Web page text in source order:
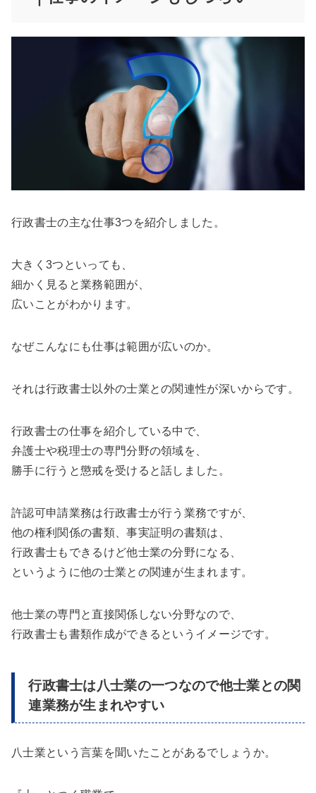
行政書士の主な仕事3つを紹介しました。
大きく3つといっても、
細かく見ると業務範囲が、
広いことがわかります。
なぜこんなにも仕事は範囲が広いのか。
それは行政書士以外の士業との関連性が深いからです。
行政書士の仕事を紹介している中で、
弁護士や税理士の専門分野の領域を、
勝手に行うと懲戒を受けると話しました。
許認可申請業務は行政書士が行う業務ですが、
他の権利関係の書類、事実証明の書類は、
行政書士もできるけど他士業の分野になる、
というように他の士業との関連が生まれます。
他士業の専門と直接関係しない分野なので、
行政書士も書類作成ができるというイメージです。
行政書士は八士業の一つなので他士業との関
連業務が生まれやすい
八士業という言葉を聞いたことがあるでしょうか。